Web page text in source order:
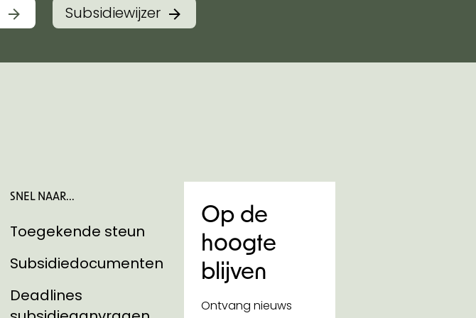
Subsidiewijzer
SNEL NAAR...
Toegekende steun
Subsidiedocumenten
Deadlines
Op de
hoogte
blijven
Ontvang nieuws